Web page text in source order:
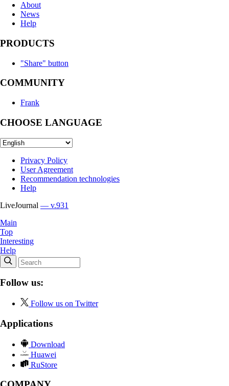
About
News
Help
PRODUCTS
"Share" button
COMMUNITY
Frank
CHOOSE LANGUAGE
Privacy Policy
User Agreement
Recommendation technologies
Help
LiveJournal — v.931
Main
Top
Interesting
Help
Follow us:
Follow us on Twitter
Applications
Download
Huawei
RuStore